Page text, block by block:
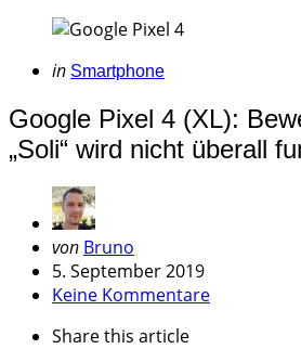
Categories
Posted
in Smartphone
Google Pixel 4 (XL):
„Soli“ wird nicht überall
Geschrieben
von
von Bruno
5. September 2019
Keine Kommentare
Sharethis article